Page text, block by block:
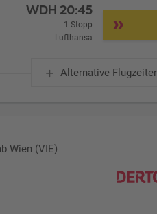
WDH 20:45
1 Stopp
Lufthansa
Alternative
Wien (VIE)